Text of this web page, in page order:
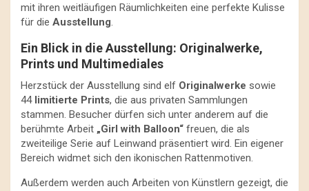
mit ihren weitläufigen Räumlichkeiten eine perfekte Kulisse
für die Ausstellung.
Ein Blick in die Ausstellung: Originalwerke,
Prints und Multimediales
Herzstück der Ausstellung sind elf Originalwerke sowie
44limitierte Prints, die aus privaten Sammlungen
stammen. Besucher dürfen sich unter anderem auf die
berühmte Arbeit „Girl with Balloon“ freuen, die als
zweiteilige Serie auf Leinwand präsentiert wird. Ein eigener
Bereich widmet sich den ikonischen Rattenmotiven.
Außerdem werden auch Arbeiten von Künstlern gezeigt, die